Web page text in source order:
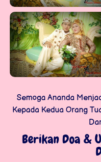
Semoga Ananda
Kepada Kedua Orang
Berikan Doa &